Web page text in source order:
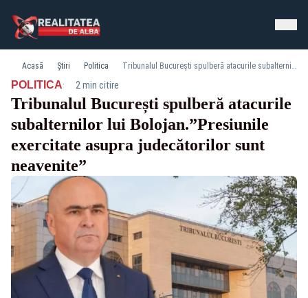
Acasă Știri Politica Tribunalul București spulberă atacurile subalternilor lui Bolojan.”Presiunile exercitate asupra judecătorilor sunt neavenite”
POLITICA· 2 min citire
Tribunalul București spulberă atacurile
subalternilor lui Bolojan.”Presiunile
exercitate asupra judecătorilor sunt
neavenite”